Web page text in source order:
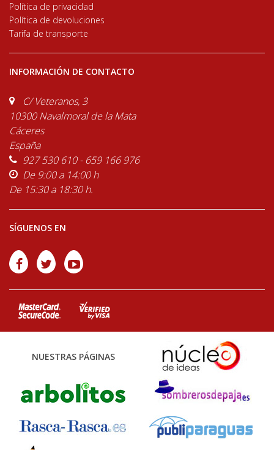
Política de privacidad
Política de devoluciones
Tarifa de transporte
INFORMACIÓN DE CONTACTO
C/ Veteranos, 3
10300 Navalmoral de la Mata
Cáceres
España
927 530 610 - 659 166 976
De 9:00 a 14:00 h
De 15:30 a 18:30 h.
SÍGUENOS EN
NUESTRAS PÁGINAS